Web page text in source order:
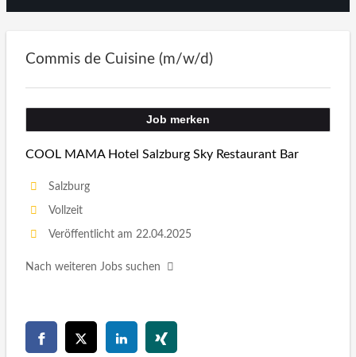
Commis de Cuisine (m/w/d)
Job merken
COOL MAMA Hotel Salzburg Sky Restaurant Bar
Salzburg
Vollzeit
Veröffentlicht am 22.04.2025
Nach weiteren Jobs suchen